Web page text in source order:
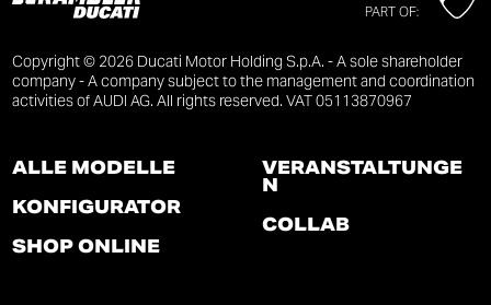
PART OF:
Copyright © 2026 Ducati Motor Holding S.p.A. - A sole shareholder
company - A company subject to the management and coordination
activities of AUDI AG. All rights reserved. VAT 05113870967
ALLE MODELLE
KONFIGURATOR
SHOP ONLINE
VERANSTALTUNGE
N
COLLAB